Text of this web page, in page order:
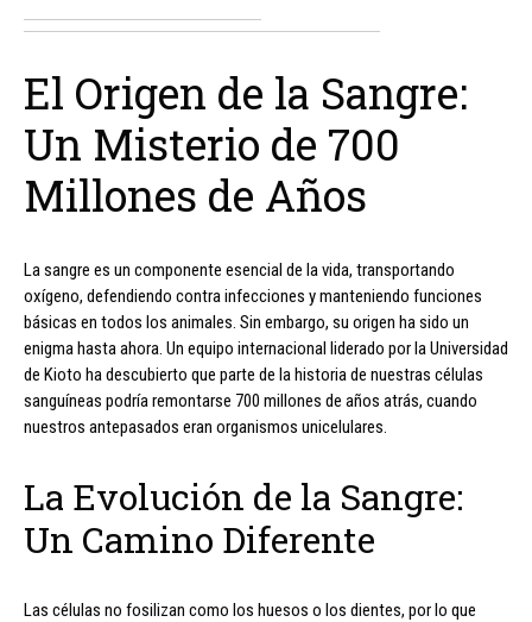
El Origen de la Sangre:
Un Misterio de 700
Millones de Años
La sangre es un componente esencial de la vida, transportando
oxígeno, defendiendo contra infecciones y manteniendo funciones
básicas en todos los animales. Sin embargo, su origen ha sido un
enigma hasta ahora. Un equipo internacional liderado por la Universidad
de Kioto ha descubierto que parte de la historia de nuestras células
sanguíneas podría remontarse 700 millones de años atrás, cuando
nuestros antepasados eran organismos unicelulares.
La Evolución de la Sangre:
Un Camino Diferente
Las células no fosilizan como los huesos o los dientes, por lo que